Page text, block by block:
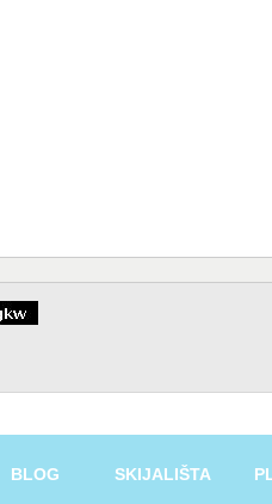
BLOG SKIJALIŠTA